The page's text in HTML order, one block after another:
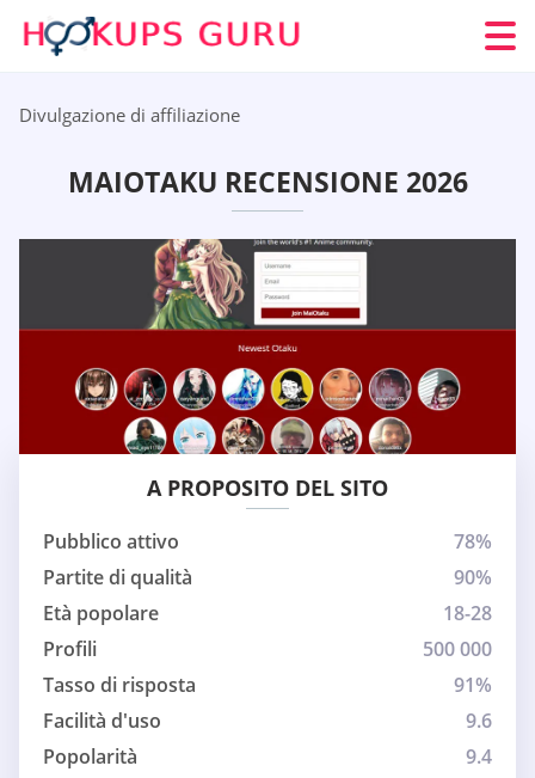
Divulgazione di affiliazione
MAIOTAKU RECENSIONE 2026
A PROPOSITO DEL SITO
Pubblico attivo
78%
Partite di qualità
90%
Età popolare
18-28
Profili
500 000
Tasso di risposta
91%
Facilità d'uso
9.6
Popolarità
9.4